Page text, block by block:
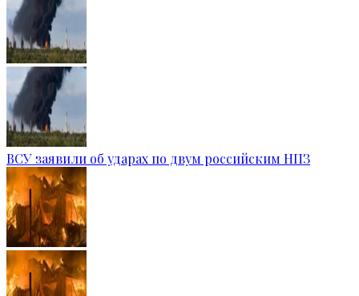
ВСУ заявили об ударах по двум российским НПЗ